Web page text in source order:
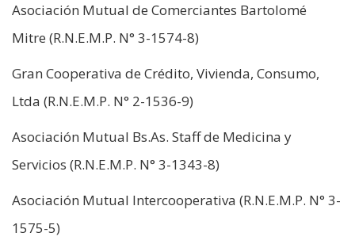
Asociación Mutual de Comerciantes Bartolomé
Mitre (R.N.E.M.P. N° 3-1574-8)
Gran Cooperativa de Crédito, Vivienda, Consumo,
Ltda (R.N.E.M.P. N° 2-1536-9)
Asociación Mutual Bs.As. Staff de Medicina y
Servicios (R.N.E.M.P. N° 3-1343-8)
Asociación Mutual Intercooperativa (R.N.E.M.P. N° 3-
1575-5)